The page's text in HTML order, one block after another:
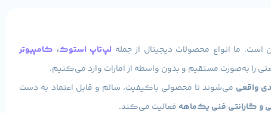
است. ما انواع محصولات دیجیتال از جمله لپ‌تاپ استوک، کامپیوتر
را به‌صورت مستقیم و بدون واسطه از امارات وارد می‌کنیم.
واقعی می‌شوند تا محصولی باکیفیت، سالم و قابل اعتماد به دست
و گارانتی فنی یک‌ماهه فعالیت می‌کند.